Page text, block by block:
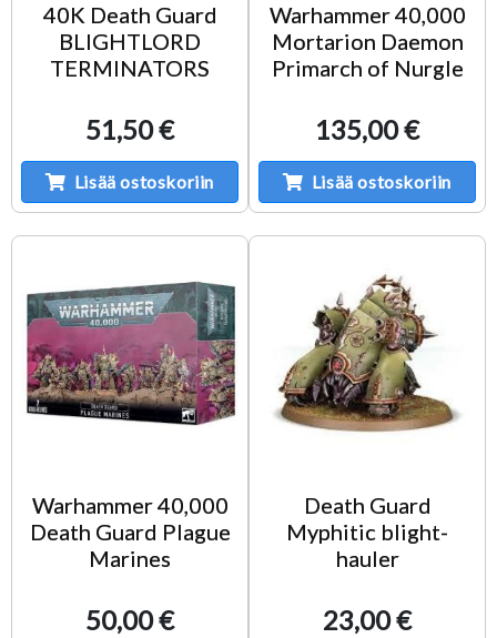
40K Death Guard
BLIGHTLORD
TERMINATORS
51,50 €
Lisää ostoskoriin
Warhammer 40,000
Mortarion Daemon
Primarch of Nurgle
135,00 €
Lisää ostoskoriin
Warhammer 40,000
Death Guard Plague
Marines
50,00 €
Death Guard
Myphitic blight-
hauler
23,00 €